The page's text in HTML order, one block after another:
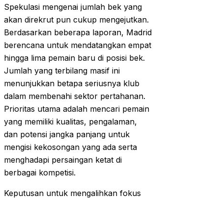
Spekulasi mengenai jumlah bek yang
akan direkrut pun cukup mengejutkan.
Berdasarkan beberapa laporan, Madrid
berencana untuk mendatangkan empat
hingga lima pemain baru di posisi bek.
Jumlah yang terbilang masif ini
menunjukkan betapa seriusnya klub
dalam membenahi sektor pertahanan.
Prioritas utama adalah mencari pemain
yang memiliki kualitas, pengalaman,
dan potensi jangka panjang untuk
mengisi kekosongan yang ada serta
menghadapi persaingan ketat di
berbagai kompetisi.
Keputusan untuk mengalihkan fokus